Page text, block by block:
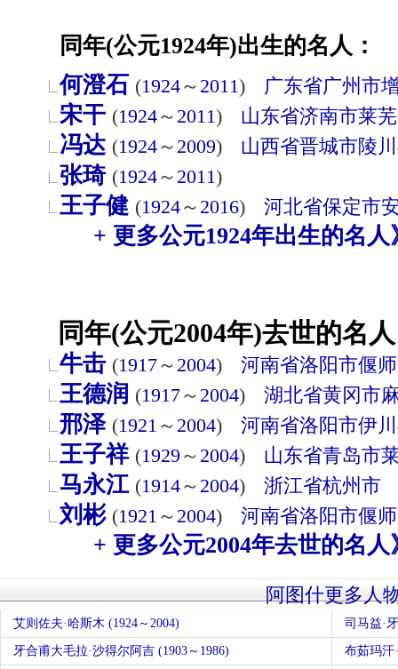
同年(公元1924年)出生的名人：
何澄石 (1924～ 2011) 广东省广州市
宋干 (1924～ 2011) 山东省济南市莱
冯达 (1924～ 2009) 山西省晋城市陵
张琦 (1924～ 2011)
王子健 (1924～ 2016) 河北省保定市
+ 更多公元1924年出生的名人
同年(公元2004年)去世的名
牛击 (1917～ 2004) 河南省洛阳市偃
王德润 (1917～ 2004) 湖北省黄冈市
邢泽 (1921 ～ 2004) 河南省洛阳市伊
王子祥 (1929 ～ 2004) 山东省青岛市
马永江 (1914～ 2004) 浙江省杭州市
刘彬 (1921 ～ 2004) 河南省洛阳市偃
+ 更多公元2004年去世的名人
阿图什更多人
艾则佐夫·哈斯木 (1924～2004) 司马益·
牙合甫大毛拉·沙得尔阿吉 (1903～1986) 布茹玛汗